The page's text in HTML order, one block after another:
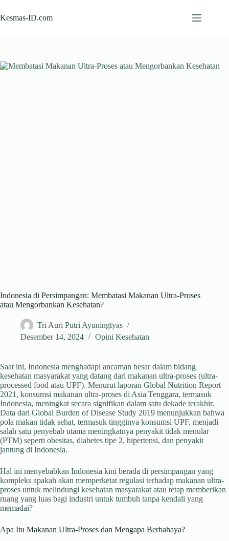
to
content
Kesmas-ID.com
Indonesia di Persimpangan: Membatasi Makanan Ultra-Proses
atau Mengorbankan Kesehatan?
Tri Auri Putri Ayuningtyas
Desember 14, 2024
Opini Kesehatan
Saat ini, Indonesia menghadapi ancaman besar dalam bidang
kesehatan masyarakat yang datang dari makanan ultra-proses (ultra-
processed food atau UPF). Menurut laporan Global Nutrition Report
2021, konsumsi makanan ultra-proses di Asia Tenggara, termasuk
Indonesia, meningkat secara signifikan dalam satu dekade terakhir.
Data dari Global Burden of Disease Study 2019 menunjukkan bahwa
pola makan tidak sehat, termasuk tingginya konsumsi UPF, menjadi
salah satu penyebab utama meningkatnya penyakit tidak menular
(PTM) seperti obesitas, diabetes tipe 2, hipertensi, dan penyakit
jantung di Indonesia.
Hal ini menyebabkan Indonesia kini berada di persimpangan yang
kompleks apakah akan memperketat regulasi terhadap makanan ultra-
proses untuk melindungi kesehatan masyarakat atau tetap memberikan
ruang yang luas bagi industri untuk tumbuh tanpa kendali yang
memadai?
Apa Itu Makanan Ultra-Proses dan Mengapa Berbahaya?